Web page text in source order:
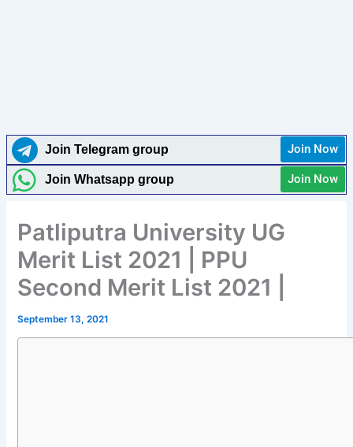
Join Telegram group Join Now
Join Whatsapp group Join Now
Patliputra University UG
Merit List 2021 | PPU
Second Merit List 2021 |
September 13, 2021